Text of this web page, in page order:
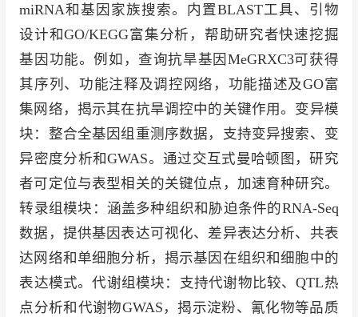
miRNA和基因家族搜索。内置BLAST工具、引物
设计和GO/KEGG富集分析，帮助研究者快速挖掘
基因功能。例如，查询抗旱基因MeGRXC3可获得
其序列、功能注释及调控网络，功能描述及GO富
集网络，揭示其在抗旱调控中的关键作用。变异模
块：整合全基因组重测序数据，支持变异搜索、变
异密度分析和GWAS。通过交互式曼哈顿图，研究
者可定位与表型相关的关键位点，加速育种研究。
转录组模块：涵盖多种组织和胁迫条件的RNA-Seq
数据，提供基因表达可视化、差异表达分析、共表
达网络和单细胞分析，揭示基因在组织和细胞中的
表达模式。代谢组模块：支持代谢物比较、QTL热
点分析和代谢物GWAS，揭示淀粉、氰化物等品质